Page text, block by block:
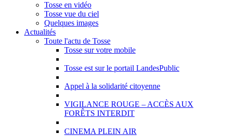
Tosse en vidéo
Tosse vue du ciel
Quelques images
Actualités
Toute l'actu de Tosse
Tosse sur votre mobile
Tosse est sur le portail LandesPublic
Appel à la solidarité citoyenne
VIGILANCE ROUGE – ACCÈS AUX
FORÊTS INTERDIT
CINEMA PLEIN AIR